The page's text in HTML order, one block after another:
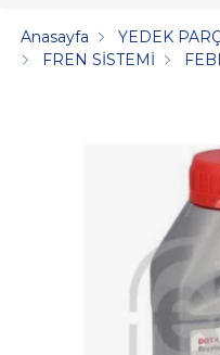
Anasayfa YEDEK
FREN SİSTEMİ
FEBI